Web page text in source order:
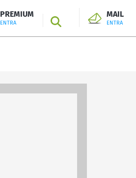
PREMIUM
ENTRA SEARCH
MAIL
ENTRA